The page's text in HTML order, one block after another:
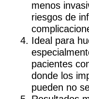
menos
riesgos de
Ideal para
pacientes
donde los
pueden no